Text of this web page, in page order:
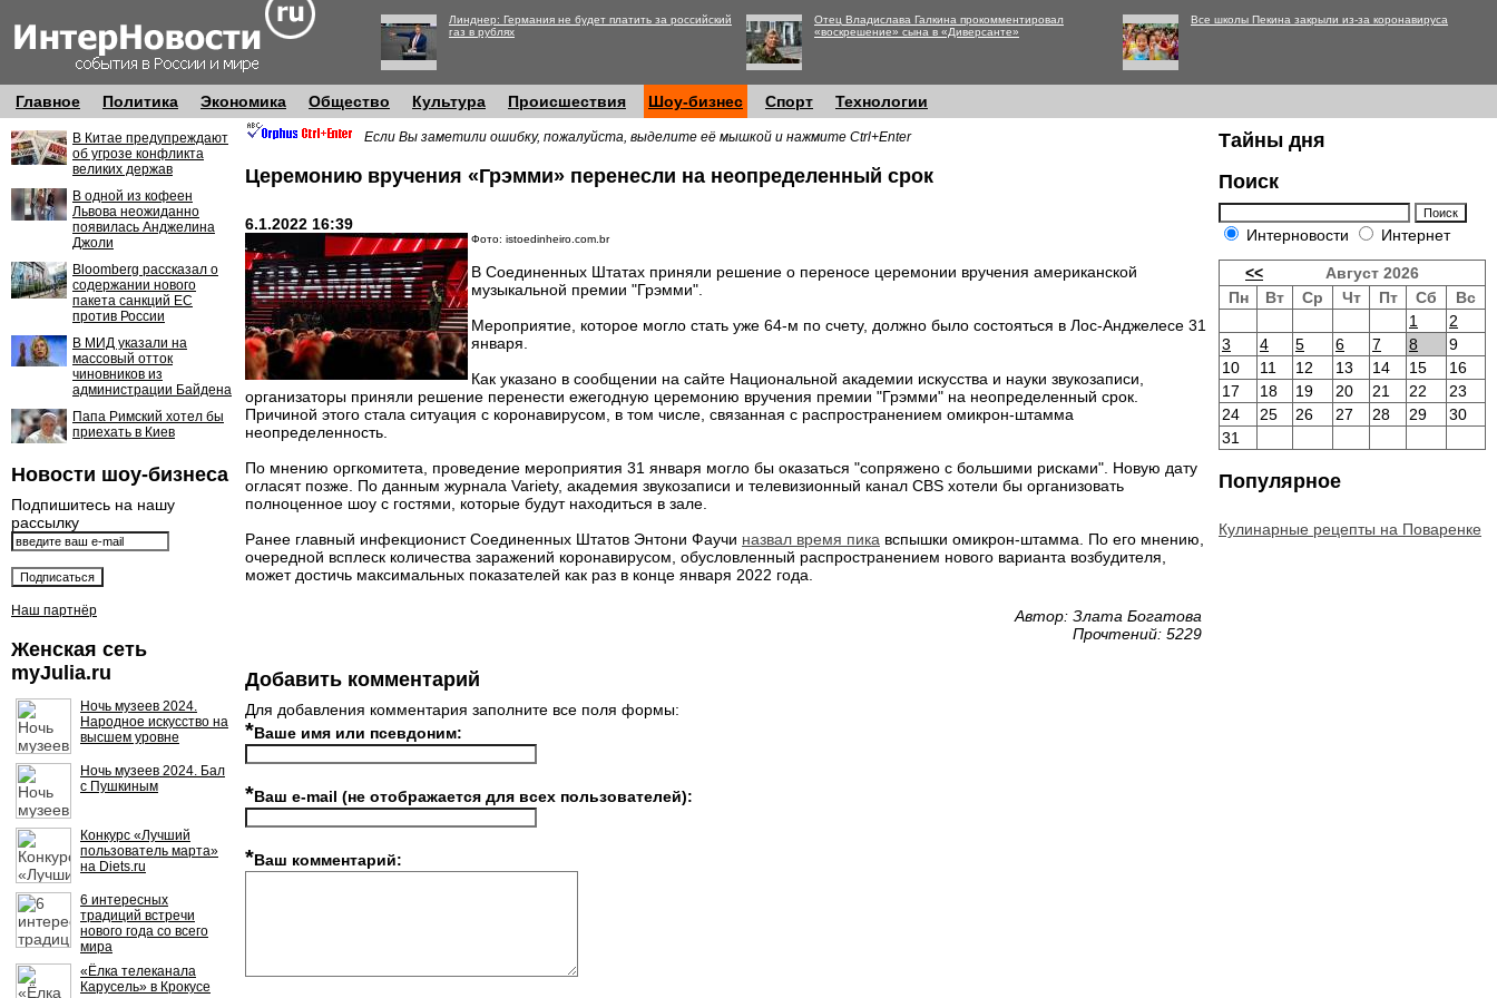
Линднер: Германия не будет платить за российский
газ в рублях
Отец Владислава Галкина прокомментировал
«воскрешение» сына в «Диверсанте»
Все школы Пекина закрыли из-за коронавируса
Главное Политика Экономика Общество Культура Происшествия Шоу-бизнес Спорт Технологии
В Китае предупреждают
об угрозе конфликта
великих держав
В одной из кофеен
Львова неожиданно
появилась Анджелина
Джоли
Bloomberg рассказал о
содержании нового
пакета санкций ЕС
против России
В МИД указали на
массовый отток
чиновников из
администрации Байдена
Папа Римский хотел бы
приехать в Киев
Новости шоу-бизнеса
Подпишитесь на нашу
рассылку
Наш партнёр
Женская сеть
myJulia.ru
Ночь музеев 2024.
Народное искусство на
высшем уровне
Ночь музеев 2024. Бал
с Пушкиным
Конкурс «Лучший
пользователь марта»
на Diets.ru
6 интересных
традиций встречи
нового года со всего
мира
«Ёлка телеканала
Карусель» в Крокусе
Если Вы заметили ошибку, пожалуйста, выделите её мышкой и нажмите Ctrl+Enter
Церемонию вручения «Грэмми» перенесли на неопределенный срок
6.1.2022 16:39
Фото: istoedinheiro.com.br
В Соединенных Штатах приняли решение о переносе церемонии вручения американской
музыкальной премии "Грэмми".
Мероприятие, которое могло стать уже 64-м по счету, должно было состояться в Лос-Анджелесе 31
января.
Как указано в сообщении на сайте Национальной академии искусства и науки звукозаписи,
организаторы приняли решение перенести ежегодную церемонию вручения премии "Грэмми" на неопределенный срок.
Причиной этого стала ситуация с коронавирусом, в том числе, связанная с распространением омикрон-штамма
неопределенность.
По мнению оргкомитета, проведение мероприятия 31 января могло бы оказаться "сопряжено с большими рисками". Новую дату
огласят позже. По данным журнала Variety, академия звукозаписи и телевизионный канал CBS хотели бы организовать
полноценное шоу с гостями, которые будут находиться в зале.
Ранее главный инфекционист Соединенных Штатов Энтони Фаучи назвал время пика вспышки омикрон-штамма. По его мнению,
очередной всплеск количества заражений коронавирусом, обусловленный распространением нового варианта возбудителя,
может достичь максимальных показателей как раз в конце января 2022 года.
Автор: Злата Богатова
Прочтений: 5229
Добавить комментарий
Для добавления комментария заполните все поля формы:
*Ваше имя или псевдоним:
*Ваш e-mail (не отображается для всех пользователей):
*Ваш комментарий:
Тайны дня
Поиск
Интерновости Интернет
<<
Август 2026
Пн
Вт Ср Чт Пт Сб
Вс
1
2
3
4 5 6 7 8
9
10
11 12 13 14 15
16
17
18 19 20 21 22
23
24
25 26 27 28 29
30
31
Популярное
Кулинарные рецепты на Поваренке